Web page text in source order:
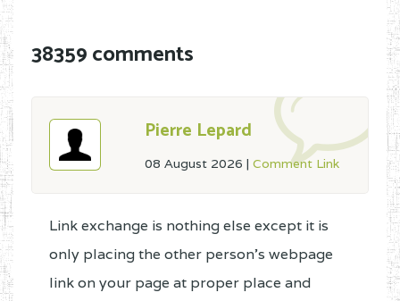
38359 comments
Pierre Lepard
08 August 2026 | Comment Link
Link exchange is nothing else except it is
only placing the other person's webpage
link on your page at proper place and